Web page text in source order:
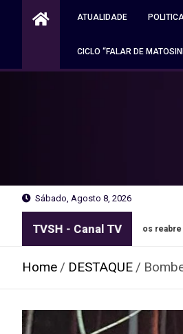
ATUALIDADE
CICLO “FALAR DE
Sábado, Agosto 8, 2026
TVSH - Canal TV
Matosinhos reabre ao trânsito em agosto
Home DESTAQUE